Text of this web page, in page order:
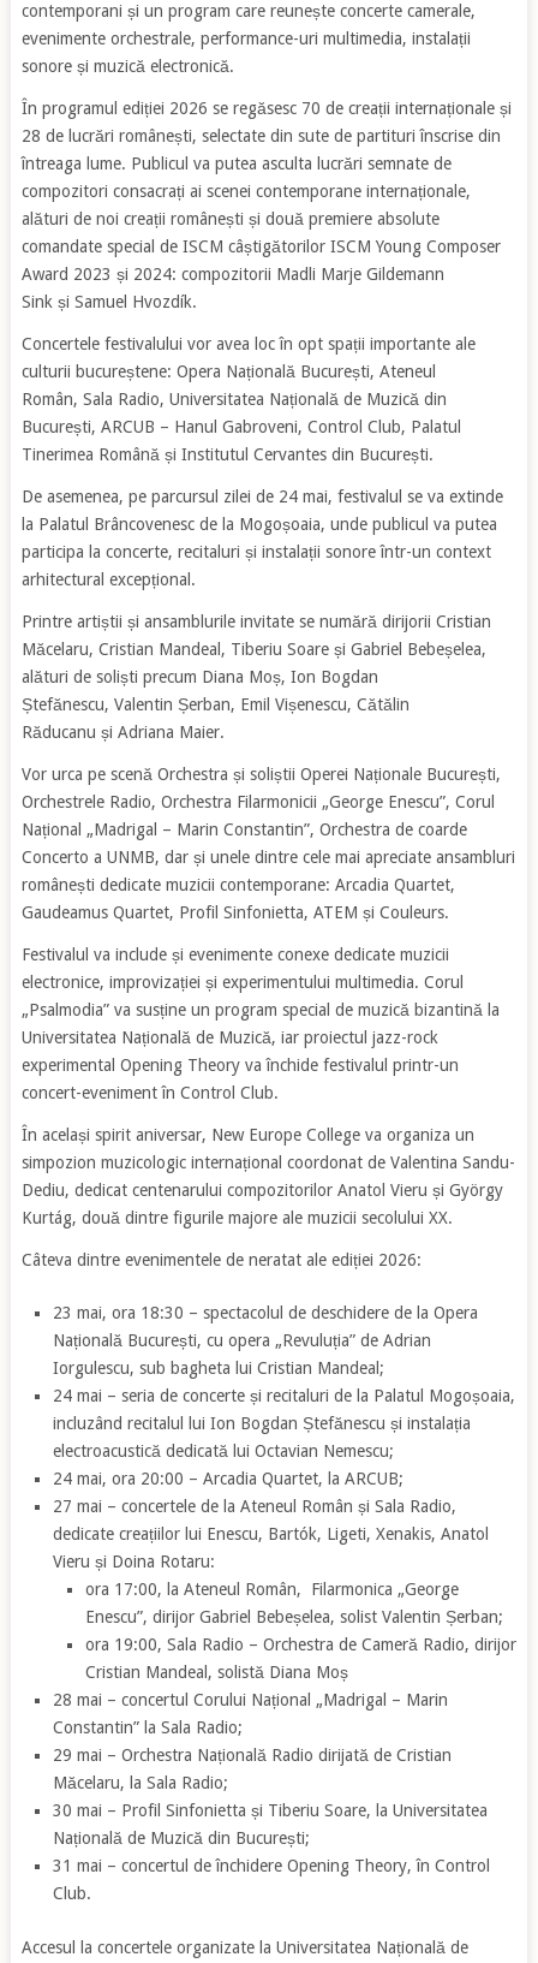
contemporani și un program care reunește concerte camerale,
evenimente orchestrale, performance-uri multimedia, instalații
sonore și muzică electronică.
În programul ediției 2026 se regăsesc 70 de creații internaționale și
28 de lucrări românești, selectate din sute de partituri înscrise din
întreaga lume. Publicul va putea asculta lucrări semnate de
compozitori consacrați ai scenei contemporane internaționale,
alături de noi creații românești și două premiere absolute
comandate special de ISCM câștigătorilor ISCM Young Composer
Award 2023 și 2024: compozitorii Madli Marje Gildemann
Sink și Samuel Hvozdík.
Concertele festivalului vor avea loc în opt spații importante ale
culturii bucureștene: Opera Națională București, Ateneul
Român, Sala Radio, Universitatea Națională de Muzică din
București, ARCUB – Hanul Gabroveni, Control Club, Palatul
Tinerimea Română și Institutul Cervantes din București.
De asemenea, pe parcursul zilei de 24 mai, festivalul se va extinde
la Palatul Brâncovenesc de la Mogoșoaia, unde publicul va putea
participa la concerte, recitaluri și instalații sonore într-un context
arhitectural excepțional.
Printre artiștii și ansamblurile invitate se numără dirijorii Cristian
Măcelaru, Cristian Mandeal, Tiberiu Soare și Gabriel Bebeșelea,
alături de soliști precum Diana Moș, Ion Bogdan
Ștefănescu, Valentin Șerban, Emil Vișenescu, Cătălin
Răducanu și Adriana Maier.
Vor urca pe scenă Orchestra și soliștii Operei Naționale București,
Orchestrele Radio, Orchestra Filarmonicii „George Enescu”, Corul
Național „Madrigal – Marin Constantin”, Orchestra de coarde
Concerto a UNMB, dar și unele dintre cele mai apreciate ansambluri
românești dedicate muzicii contemporane: Arcadia Quartet,
Gaudeamus Quartet, Profil Sinfonietta, ATEM și Couleurs.
Festivalul va include și evenimente conexe dedicate muzicii
electronice, improvizației și experimentului multimedia. Corul
„Psalmodia” va susține un program special de muzică bizantină la
Universitatea Națională de Muzică, iar proiectul jazz-rock
experimental Opening Theory va închide festivalul printr-un
concert-eveniment în Control Club.
În același spirit aniversar, New Europe College va organiza un
simpozion muzicologic internațional coordonat de Valentina Sandu-
Dediu, dedicat centenarului compozitorilor Anatol Vieru și György
Kurtág, două dintre figurile majore ale muzicii secolului XX.
Câteva dintre evenimentele de neratat ale ediției 2026:
23 mai, ora 18:30 – spectacolul de deschidere de la Opera
Națională București, cu opera „Revuluția” de Adrian
Iorgulescu, sub bagheta lui Cristian Mandeal;
24 mai – seria de concerte și recitaluri de la Palatul Mogoșoaia,
incluzând recitalul lui Ion Bogdan Ștefănescu și instalația
electroacustică dedicată lui Octavian Nemescu;
24 mai, ora 20:00 – Arcadia Quartet, la ARCUB;
27 mai – concertele de la Ateneul Român și Sala Radio,
dedicate creațiilor lui Enescu, Bartók, Ligeti, Xenakis, Anatol
Vieru și Doina Rotaru:
ora 17:00, la Ateneul Român, Filarmonica „George
Enescu”, dirijor Gabriel Bebeșelea, solist Valentin Șerban;
ora 19:00, Sala Radio – Orchestra de Cameră Radio, dirijor
Cristian Mandeal, solistă Diana Moș
28 mai – concertul Corului Național „Madrigal – Marin
Constantin” la Sala Radio;
29 mai – Orchestra Națională Radio dirijată de Cristian
Măcelaru, la Sala Radio;
30 mai – Profil Sinfonietta și Tiberiu Soare, la Universitatea
Națională de Muzică din București;
31 mai – concertul de închidere Opening Theory, în Control
Club.
Accesul la concertele organizate la Universitatea Națională de